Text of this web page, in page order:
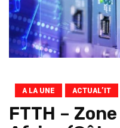
A LA UNE ACTUAL’IT
FTTH –